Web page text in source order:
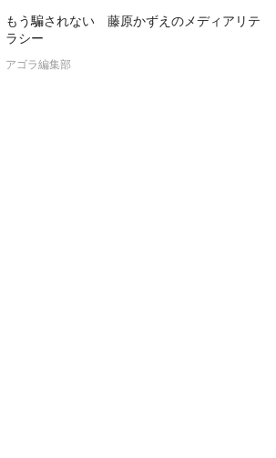
もう騙されない 藤原かずえのメディアリテ
ラシー
アゴラ編集部